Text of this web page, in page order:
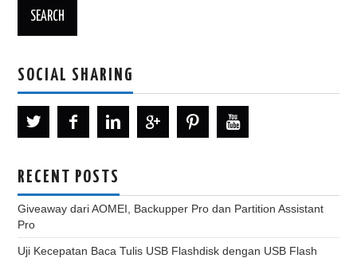
SOCIAL SHARING
RECENT POSTS
Giveaway dari AOMEI, Backupper Pro dan Partition Assistant
Pro
Uji Kecepatan Baca Tulis USB Flashdisk dengan USB Flash